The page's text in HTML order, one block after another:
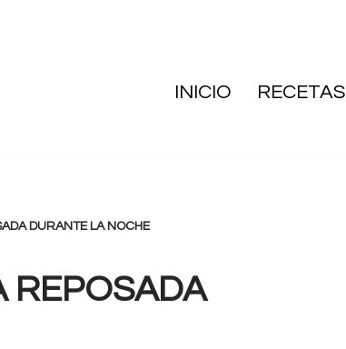
INICIO RECETAS
DURANTE LA NOCHE
REPOSADA